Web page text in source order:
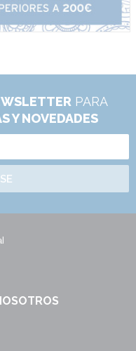
PARA
Y NOVEDADES